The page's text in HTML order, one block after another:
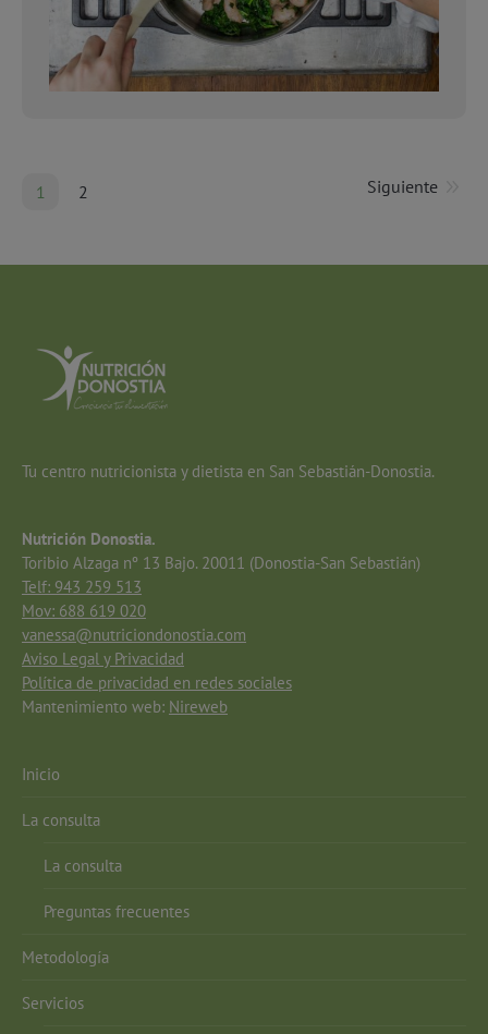
1 2 Siguiente
Tu centro nutricionista y dietista en San Sebastián-Donostia.
Nutrición Donostia.
Toribio Alzaga nº 13 Bajo. 20011 (Donostia-San Sebastián)
Telf: 943 259 513
Mov: 688 619 020
vanessa@nutriciondonostia.com
Aviso Legal y Privacidad
Política de privacidad en redes sociales
Mantenimiento web: Nireweb
Inicio
La consulta
La consulta
Preguntas frecuentes
Metodología
Servicios